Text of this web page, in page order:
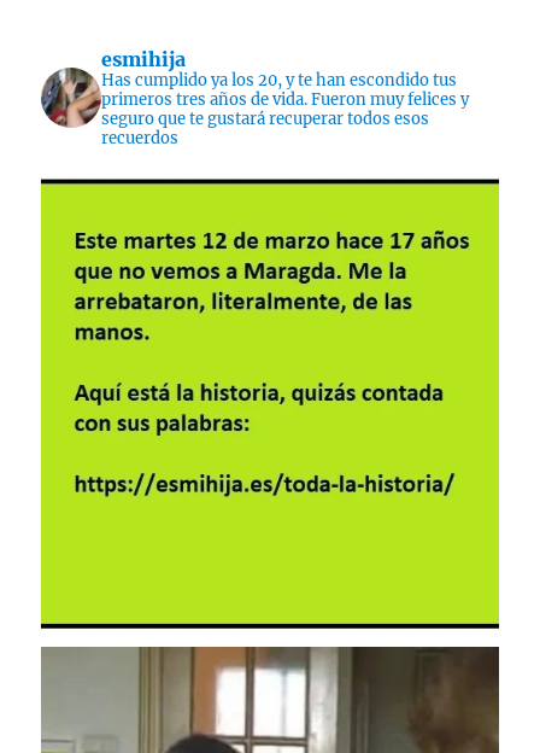
esmihija
Has cumplido ya los 20, y te han escondido tus
primeros tres años de vida. Fueron muy felices y
seguro que te gustará recuperar todos esos
recuerdos